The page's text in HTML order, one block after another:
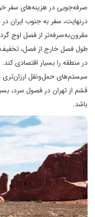
صرفه‌جویی در هزینه‌های سفر
درنهایت، سفر به جنوب ایران
مقرون‌به‌صرفه‌تر از فصل اوج
طول فصل خارج از فصل،
در منطقه را بسیار اقتصادی
سیستم‌های حمل‌ونقل ارزان‌تری
قشم از تهران در فصول سرد،
باشد.